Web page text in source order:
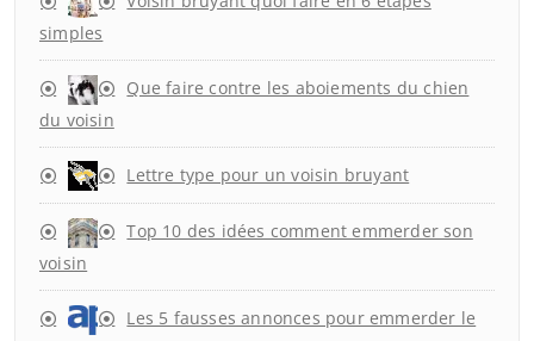
simples
Que faire contre les aboiements du chien
du voisin
Lettre type pour un voisin bruyant
Top 10 des idées comment emmerder son
voisin
Les 5 fausses annonces pour emmerder le